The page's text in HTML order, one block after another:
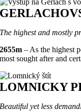
The highest and mostly
2655m – As the highest
most sought after and
LOMNICKY
Beautiful yet less